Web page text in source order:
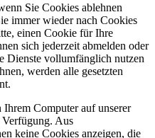
Sie Cookies ablehnen
immer wieder nach Cookies
einen Cookie für Ihre
sich jederzeit abmelden oder
Dienste vollumfänglich nutzen
werden alle gesetzten
Computer auf unserer
Aus
keine Cookies anzeigen, die